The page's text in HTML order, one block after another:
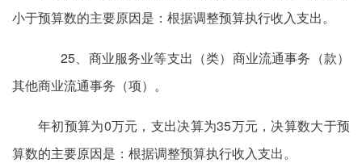
小于预算数的主要原因是：根据调整预算执行收入支出。
25、商业服务业等支出（类）商业流通事务（款）
其他商业流通事务（项）。
年初预算为0万元，支出决算为35万元，决算数大于预
算数的主要原因是：根据调整预算执行收入支出。